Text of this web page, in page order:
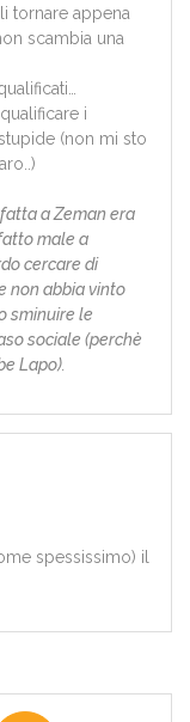
tornare appena
scambia una
i
(non mi sto
a Zeman era
male a
cercare di
non abbia vinto
sminuire le
sociale (perchè
Lapo).
spessissimo) il